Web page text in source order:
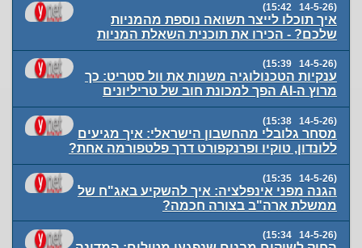
(14-5-26 15:42)
איך תוכלו לייצר תשואה נוספת מהמניות
שלכם? - הכירו את תוכנית השאלת המניות
(14-5-26 15:39)
ענקיות הטכנולוגיה משנות את וול סטריט: כך
מרוץ ה-AI הפך למכונת חוב של טריליונים
(14-5-26 15:38)
מסחר גלובלי מהחשבון הישראלי: איך מגיעים
ללונדון, טוקיו ופרנקפורט דרך פלטפורמה אחת?
(14-5-26 15:35)
הגנה מפני אינפלציה: איך להשקיע באג"ח של
ממשלת ארה"ב בצורה חכמה?
(14-5-26 15:34)